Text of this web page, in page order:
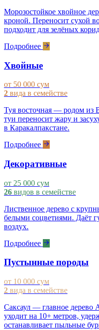
Морозостойкое хвойное
кроной. Переносит сухой
подходит для зелёных
Подробнее
Хвойные
от 50 000 сум
2 вида в семействе
Туя восточная — родом из
туи переносит жару и
в Каракалпакстане.
Подробнее
Декоративные
от 25 000 сум
26 видов в семействе
Лиственное дерево с
белыми соцветиями. Даёт
воздух.
Подробнее
Пустынные породы
от 10 000 сум
2 вида в семействе
Саксаул — главное дерево
уходит на 10+ метров,
останавливает пыльные